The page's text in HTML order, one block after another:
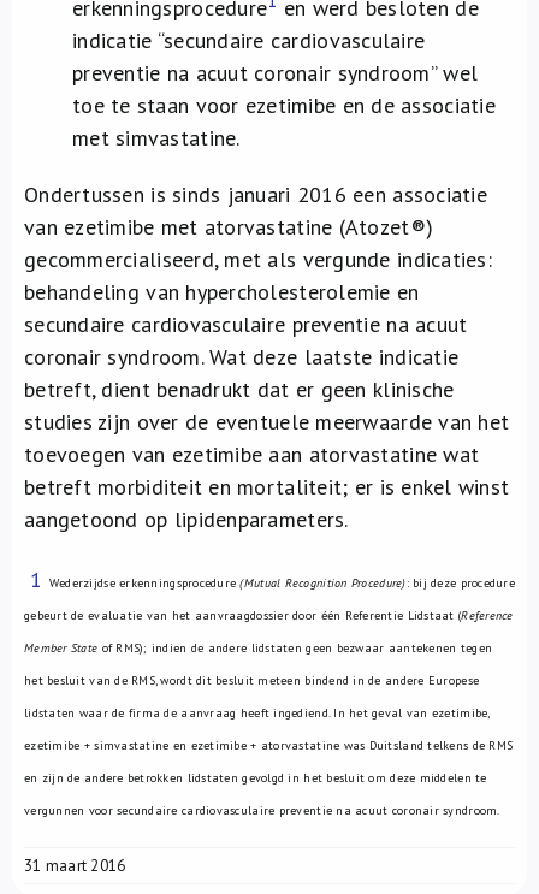
erkenningsprocedure
en werd besloten de
indicatie “secundaire cardiovasculaire
preventie na acuut coronair syndroom” wel
toe te staan voor ezetimibe en de associatie
met simvastatine.
Ondertussen is sinds januari 2016 een associatie
van ezetimibe met atorvastatine (Atozet®)
gecommercialiseerd, met als vergunde indicaties:
behandeling van hypercholesterolemie en
secundaire cardiovasculaire preventie na acuut
coronair syndroom. Wat deze laatste indicatie
betreft, dient benadrukt dat er geen klinische
studies zijn over de eventuele meerwaarde van het
toevoegen van ezetimibe aan atorvastatine wat
betreft morbiditeit en mortaliteit; er is enkel winst
aangetoond op lipidenparameters.
1 Wederzijdse erkenningsprocedure(Mutual Recognition Procedure): bij deze procedure
gebeurt de evaluatie van het aanvraagdossier door één Referentie Lidstaat (Reference
Member State of RMS); indien de andere lidstaten geen bezwaar aantekenen tegen
het besluit van de RMS, wordt dit besluit meteen bindend in de andere Europese
lidstaten waar de firma de aanvraag heeft ingediend. In het geval van ezetimibe,
ezetimibe + simvastatine en ezetimibe + atorvastatine was Duitsland telkens de RMS
en zijn de andere betrokken lidstaten gevolgd in het besluit om deze middelen te
vergunnen voor secundaire cardiovasculaire preventie na acuut coronair syndroom.
31 maart 2016